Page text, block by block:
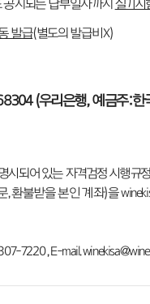
공지되는 납부일자까지 실기시
발급(별도의 발급비X)
(우리은행,예금주:한
시되어 있는 자격검정 시행규
, 환불받을 본인 계좌)을
7220 , E-mail.